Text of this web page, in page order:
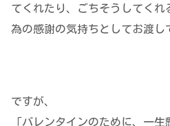
てくれたり、ごちそうしてく
為の感謝の気持ちとしてお渡し
ですが、
「バレンタインのために、一